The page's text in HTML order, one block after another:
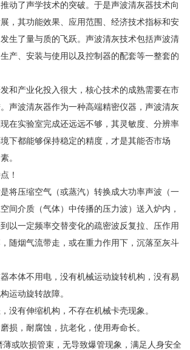
动了声学技术的突破。于是声波清灰器技术向
，其功能效果、应用范围、经济技术指标和安
生了量与质的飞跃。声波清灰技术包括声波清
产、安装与使用以及控制器的配套等一整套的
和产业化投入很大，核心技术的成熟需要在市
声波清灰器作为一种高端精密仪器，声波清灰
在实验室完成还远远不够，其灵敏度、分辨率
下都能够保持稳定的精度，才是其能否市场
。
！
将压缩空气（或蒸汽）转换成大功率声波（一
间介质（气体）中传播的压力波）送入炉内，
以一定频率交替变化的疏密波反复拉、压作用
随烟气流带走，或在重力作用下，沉落至灰斗
本体不用电，没有机械运动旋转机构，没有易
运动旋转故障。
没有伸缩机构，不存在机械卡壳现象。
损，耐腐蚀，抗老化，使用寿命长。
薄或吹损管束，无导致爆管现象，满足人身安全